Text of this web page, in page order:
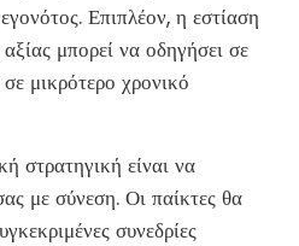
Επιπλέον, η εστίαση
μπορεί να οδηγήσει σε
μικρότερο χρονικό
στρατηγική είναι να
με σύνεση. Οι παίκτες θα
συνεδρίες